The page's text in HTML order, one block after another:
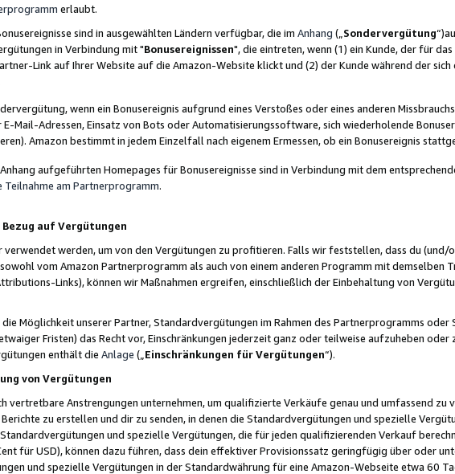
erlaubt.
sind in ausgewählten Ländern verfügbar, die im Anhang („ Sondervergütung
in Verbindung mit "Bonusereignissen", die eintreten, wenn (1) ein Kunde, der für
Link auf Ihrer Website auf die Amazon-Website klickt und (2) der Kunde während der
wenn ein Bonusereignis aufgrund eines Verstoßes oder eines anderen
Mail-Adressen, Einsatz von Bots oder Automatisierungssoftware, sich wiederholende
Amazon bestimmt in jedem Einzelfall nach eigenem Ermessen, ob ein Bonusereignis
aufgeführten Homepages für Bonusereignisse sind in Verbindung mit dem
Teilnahme am Partnerprogramm.
auf Vergütungen
werden, um von den Vergütungen zu profitieren. Falls wir feststellen, dass du (und/
vom Amazon Partnerprogramm als auch von einem anderen Programm mit demselben
Links), können wir Maßnahmen ergreifen, einschließlich der Einbehaltung von
Möglichkeit unserer Partner, Standardvergütungen im Rahmen des Partnerprogramms
Fristen) das Recht vor, Einschränkungen jederzeit ganz oder teilweise aufzuheben
enthält die Anlage („ Einschränkungen für Vergütungen“).
von Vergütungen
vertretbare Anstrengungen unternehmen, um qualifizierte Verkäufe genau und umfassend zu
zu erstellen und dir zu senden, in denen die Standardvergütungen und spezielle
und spezielle Vergütungen, die für jeden qualifizierenden Verkauf
für USD), können dazu führen, dass dein effektiver Provisionssatz geringfügig über oder
und spezielle Vergütungen in der Standardwährung für eine Amazon-Webseite etwa 60